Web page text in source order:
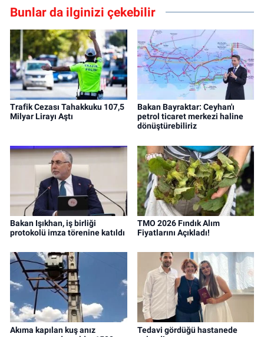
Bunlar da ilginizi çekebilir
Trafik Cezası Tahakkuku 107,5
Milyar Lirayı Aştı
Bakan Bayraktar: Ceyhan'ı
petrol ticaret merkezi haline
dönüştürebiliriz
Bakan Işıkhan, iş birliği
protokolü imza törenine katıldı
TMO 2026 Fındık Alım
Fiyatlarını Açıkladı!
Akıma kapılan kuş anız
Tedavi gördüğü hastanede